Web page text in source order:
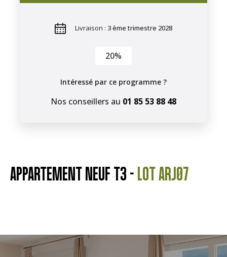
Livraison : 3 ème trimestre 2028
20%
Intéressé par ce programme ?
Nos conseillers au 01 85 53 88 48
APPARTEMENT NEUF T3 - LOT ARJ07